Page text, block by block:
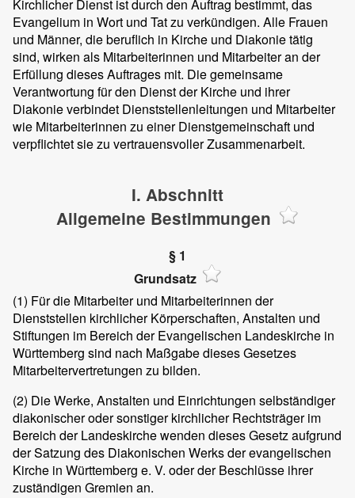
Kirchlicher Dienst ist durch den Auftrag bestimmt, das
Evangelium in Wort und Tat zu verkündigen. Alle Frauen
und Männer, die beruflich in Kirche und Diakonie tätig
sind, wirken als Mitarbeiterinnen und Mitarbeiter an der
Erfüllung dieses Auftrages mit. Die gemeinsame
Verantwortung für den Dienst der Kirche und ihrer
Diakonie verbindet Dienststellenleitungen und Mitarbeiter
wie Mitarbeiterinnen zu einer Dienstgemeinschaft und
verpflichtet sie zu vertrauensvoller Zusammenarbeit.
I. Abschnitt
Allgemeine Bestimmungen
§ 1
Grundsatz
(1) Für die Mitarbeiter und Mitarbeiterinnen der
Dienststellen kirchlicher Körperschaften, Anstalten und
Stiftungen im Bereich der Evangelischen Landeskirche in
Württemberg sind nach Maßgabe dieses Gesetzes
Mitarbeitervertretungen zu bilden.
(2) Die Werke, Anstalten und Einrichtungen selbständiger
diakonischer oder sonstiger kirchlicher Rechtsträger im
Bereich der Landeskirche wenden dieses Gesetz aufgrund
der Satzung des Diakonischen Werks der evangelischen
Kirche in Württemberg e. V. oder der Beschlüsse ihrer
zuständigen Gremien an.